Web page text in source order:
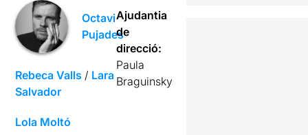
Octavi
Pujades
Rebeca Valls / Lara
Salvador
Lola Moltó
Ajudantia
de
direcció:
Paula
Braguinsky